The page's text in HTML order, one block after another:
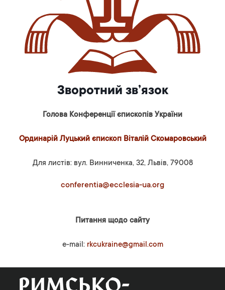
Зворотний зв’язок
Голова Конференції єпископів України
Ординарій Луцький єпископ Віталій Скомаровський
Для листів: вул. Винниченка, 32, Львів, 79008
conferentia@ecclesia-ua.org
Питання щодо сайту
e-mail: rkcukraine@gmail.com